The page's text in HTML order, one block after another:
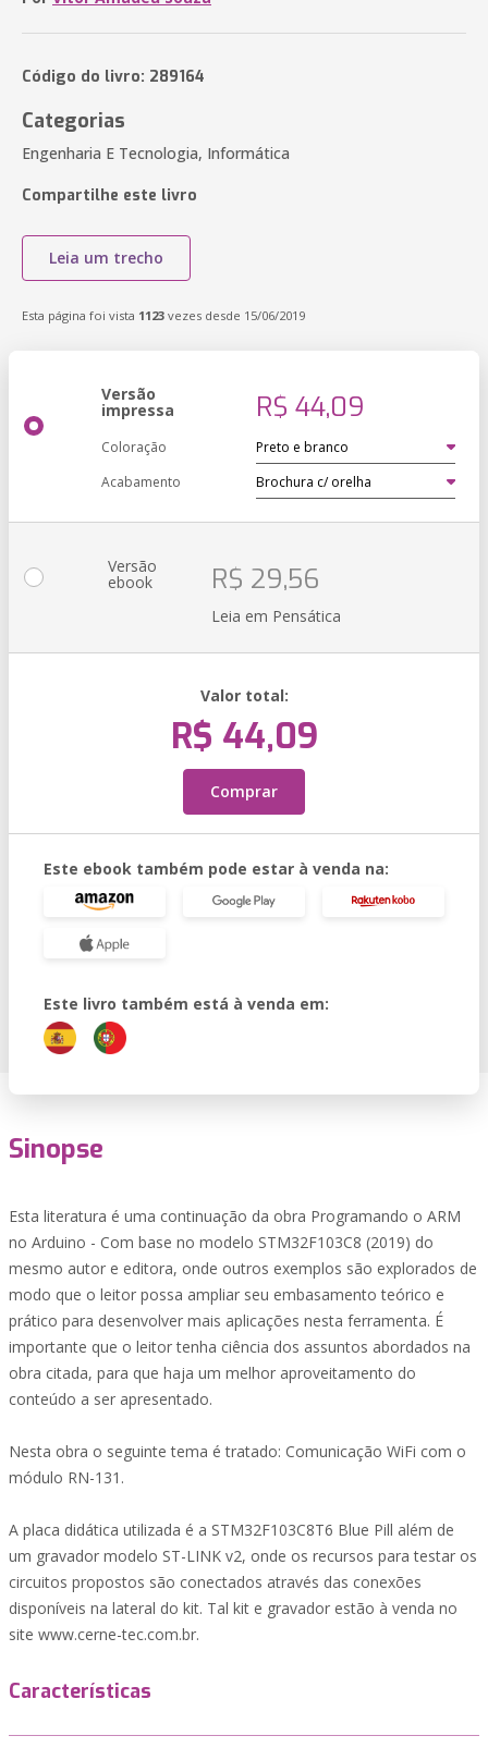
Código do livro: 289164
Categorias
Engenharia E Tecnologia, Informática
Compartilhe este livro
Leia um trecho
Esta página foi vista 1123 vezes desde 15/06/2019
Versão
impressa R$ 44,09
Coloração
Acabamento
Versão
ebook R$ 29,56
Leia em Pensática
Valor total:
R$ 44,09
Comprar
Este ebook também pode estar à venda na:
Este livro também está à venda em:
Sinopse
Esta literatura é uma continuação da obra Programando o ARM
no Arduino - Com base no modelo STM32F103C8 (2019) do
mesmo autor e editora, onde outros exemplos são explorados de
modo que o leitor possa ampliar seu embasamento teórico e
prático para desenvolver mais aplicações nesta ferramenta. É
importante que o leitor tenha ciência dos assuntos abordados na
obra citada, para que haja um melhor aproveitamento do
conteúdo a ser apresentado.
Nesta obra o seguinte tema é tratado: Comunicação WiFi com o
módulo RN-131.
A placa didática utilizada é a STM32F103C8T6 Blue Pill além de
um gravador modelo ST-LINK v2, onde os recursos para testar os
circuitos propostos são conectados através das conexões
disponíveis na lateral do kit. Tal kit e gravador estão à venda no
site www.cerne-tec.com.br.
Características